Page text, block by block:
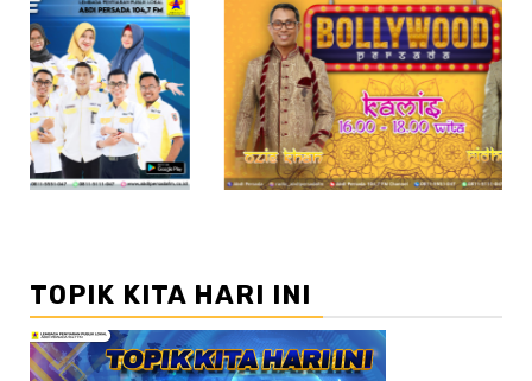
//2 //3
TOPIK KITA HARI INI